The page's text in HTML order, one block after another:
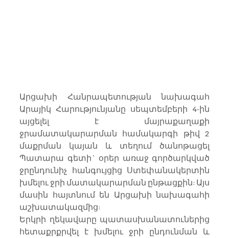
Արցախի Հանրապետության նախագահ
Արայիկ Հարությունյանը սեպտեմբերի 4-ին
այցելել է մայրաքաղաքի
ջրամատակարարման համակարգի թիվ 2
մաքրման կայան և տեղում ծանոթացել
Պատարա գետի` օրեր առաջ գործարկված
ջրընդունիչ հանգույցից Ստեփանակերտին
խմելու ջրի մատակարարման ընթացքին: Այս
մասին հայտնում են Արցախի նախագահի
աշխատակազմից:
Երկրի ղեկավարը պատասխանատուներից
հետաքրքրվել է խմելու ջրի ընդունման և